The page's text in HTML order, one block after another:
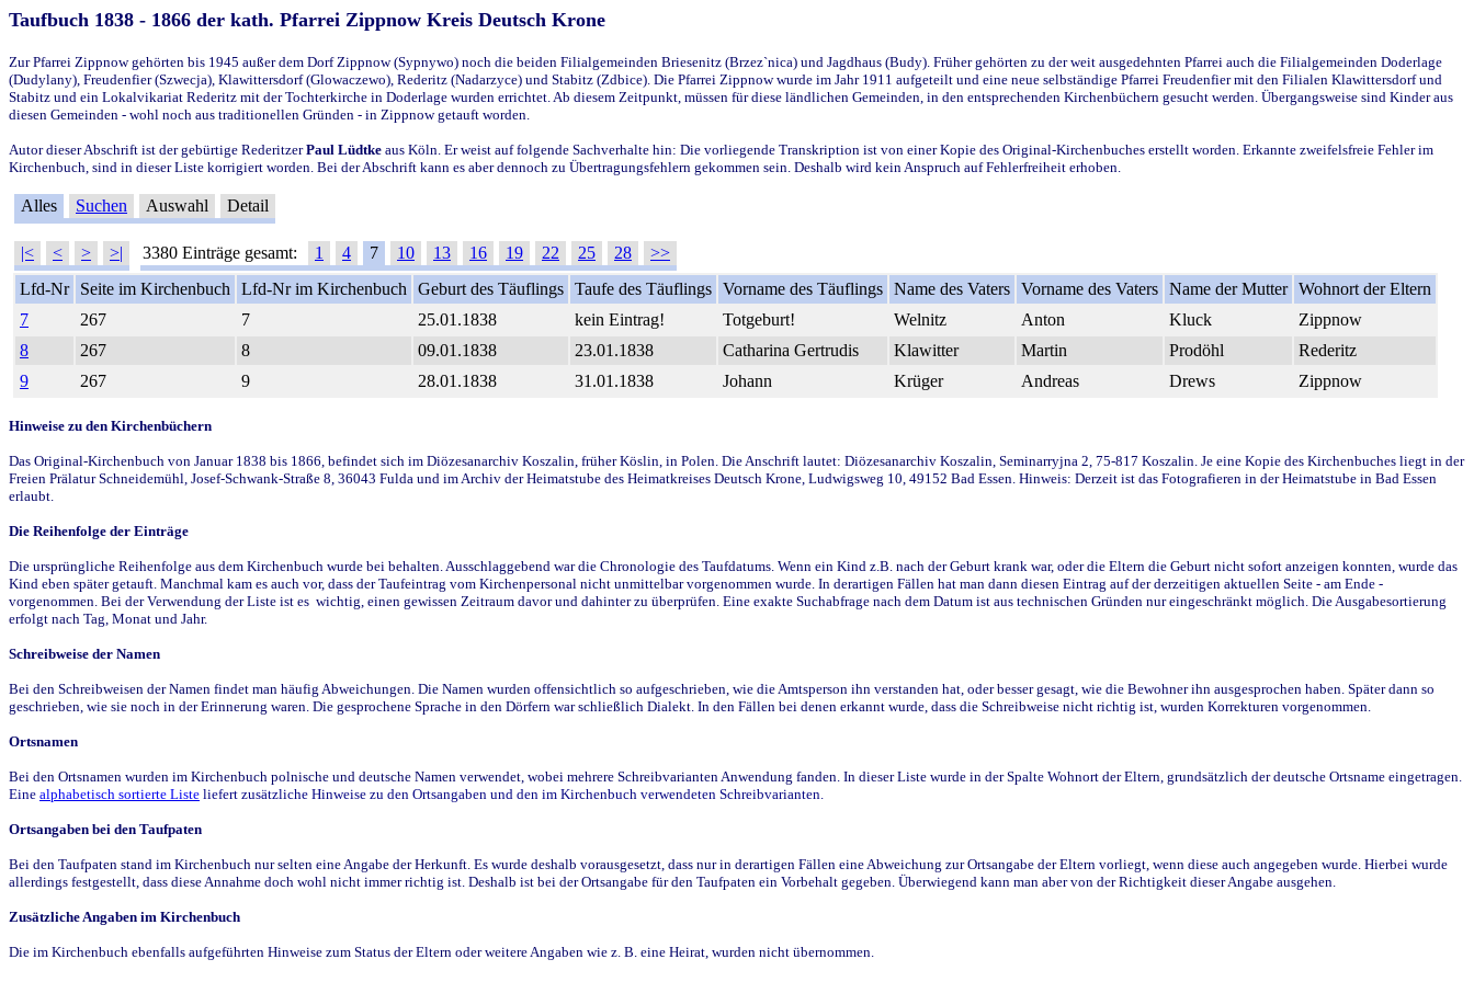
Taufbuch 1838 - 1866 der kath. Pfarrei Zippnow Kreis Deutsch Krone
Zur Pfarrei Zippnow gehörten bis 1945 außer dem Dorf Zippnow (Sypnywo) noch die beiden Filialgemeinden Briesenitz (Brzez`nica) und Jagdhaus (Budy). Früher gehörten zu der weit ausgedehnten Pfarrei auch die Filialgemeinden Doderlage
(Dudylany), Freudenfier (Szwecja), Klawittersdorf (Glowaczewo), Rederitz (Nadarzyce) und Stabitz (Zdbice). Die Pfarrei Zippnow wurde im Jahr 1911 aufgeteilt und eine neue selbständige Pfarrei Freudenfier mit den Filialen Klawittersdorf und
Stabitz und ein Lokalvikariat Rederitz mit der Tochterkirche in Doderlage wurden errichtet. Ab diesem Zeitpunkt, müssen für diese ländlichen Gemeinden, in den entsprechenden Kirchenbüchern gesucht werden. Übergangsweise sind Kinder aus
diesen Gemeinden - wohl noch aus traditionellen Gründen - in Zippnow getauft worden.
Autor dieser Abschrift ist der gebürtige RederitzerPaul Lüdtke aus Köln. Er weist auf folgende Sachverhalte hin: Die vorliegende Transkription ist von einer Kopie des Original-Kirchenbuches erstellt worden. Erkannte zweifelsfreie Fehler im
Kirchenbuch, sind in dieser Liste korrigiert worden. Bei der Abschrift kann es aber dennoch zu Übertragungsfehlern gekommen sein. Deshalb wird kein Anspruch auf Fehlerfreiheit erhoben.
Alles Suchen Auswahl Detail
|< < > >| 3380 Einträge gesamt: 1 4 7 10 13 16 19 22 25 28
>>
Lfd-Nr
Seite im Kirchenbuch Lfd-Nr im Kirchenbuch Geburt des Täuflings Taufe des Täuflings Vorname des Täuflings Name des Vaters Vorname des Vaters Name der Mutter Wohnort der Eltern
7
267 7 25.01.1838 kein Eintrag! Totgeburt! Welnitz Anton Kluck
Zippnow
8
267 8 09.01.1838 23.01.1838 Catharina Gertrudis Klawitter Martin Prodöhl
Rederitz
9
267 9 28.01.1838 31.01.1838 Johann Krüger Andreas Drews Zippnow
Hinweise zu den Kirchenbüchern
Das Original-Kirchenbuch von Januar 1838 bis 1866, befindet sich im Diözesanarchiv Koszalin, früher Köslin, in Polen. Die Anschrift lautet: Diözesanarchiv Koszalin, Seminarryjna 2, 75-817 Koszalin. Je eine Kopie des Kirchenbuches liegt in der
Freien Prälatur Schneidemühl, Josef-Schwank-Straße 8, 36043 Fulda und im Archiv der Heimatstube des Heimatkreises Deutsch Krone, Ludwigsweg 10, 49152 Bad Essen. Hinweis: Derzeit ist das Fotografieren in der Heimatstube in Bad Essen
erlaubt.
Die Reihenfolge der Einträge
Die ursprüngliche Reihenfolge aus dem Kirchenbuch wurde bei behalten. Ausschlaggebend war die Chronologie des Taufdatums. Wenn ein Kind z.B. nach der Geburt krank war, oder die Eltern die Geburt nicht sofort anzeigen konnten, wurde das
Kind eben später getauft. Manchmal kam es auch vor, dass der Taufeintrag vom Kirchenpersonal nicht unmittelbar vorgenommen wurde. In derartigen Fällen hat man dann diesen Eintrag auf der derzeitigen aktuellen Seite - am Ende -
vorgenommen. Bei der Verwendung der Liste ist es wichtig, einen gewissen Zeitraum davor und dahinter zu überprüfen. Eine exakte Suchabfrage nach dem Datum ist aus technischen Gründen nur eingeschränkt möglich. Die Ausgabesortierung
erfolgt nach Tag, Monat und Jahr.
Schreibweise der Namen
Bei den Schreibweisen der Namen findet man häufig Abweichungen. Die Namen wurden offensichtlich so aufgeschrieben, wie die Amtsperson ihn verstanden hat, oder besser gesagt, wie die Bewohner ihn ausgesprochen haben. Später dann so
geschrieben, wie sie noch in der Erinnerung waren. Die gesprochene Sprache in den Dörfern war schließlich Dialekt. In den Fällen bei denen erkannt wurde, dass die Schreibweise nicht richtig ist, wurden Korrekturen vorgenommen.
Ortsnamen
Bei den Ortsnamen wurden im Kirchenbuch polnische und deutsche Namen verwendet, wobei mehrere Schreibvarianten Anwendung fanden. In dieser Liste wurde in der Spalte Wohnort der Eltern, grundsätzlich der deutsche Ortsname eingetragen.
Eine alphabetisch sortierte Liste liefert zusätzliche Hinweise zu den Ortsangaben und den im Kirchenbuch verwendeten Schreibvarianten.
Ortsangaben bei den Taufpaten
Bei den Taufpaten stand im Kirchenbuch nur selten eine Angabe der Herkunft. Es wurde deshalb vorausgesetzt, dass nur in derartigen Fällen eine Abweichung zur Ortsangabe der Eltern vorliegt, wenn diese auch angegeben wurde. Hierbei wurde
allerdings festgestellt, dass diese Annahme doch wohl nicht immer richtig ist. Deshalb ist bei der Ortsangabe für den Taufpaten ein Vorbehalt gegeben. Überwiegend kann man aber von der Richtigkeit dieser Angabe ausgehen.
Zusätzliche Angaben im Kirchenbuch
Die im Kirchenbuch ebenfalls aufgeführten Hinweise zum Status der Eltern oder weitere Angaben wie z. B. eine Heirat, wurden nicht übernommen.